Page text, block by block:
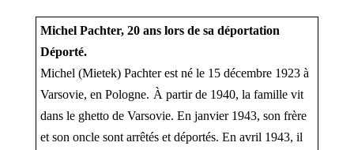
Michel Pachter, 20 ans lors de sa déportation
Déporté.
Michel (Mietek) Pachter est né le 15 décembre 1923 à
Varsovie, en Pologne. À partir de 1940, la famille vit
dans le ghetto de Varsovie. En janvier 1943, son frère
et son oncle sont arrêtés et déportés. En avril 1943, il